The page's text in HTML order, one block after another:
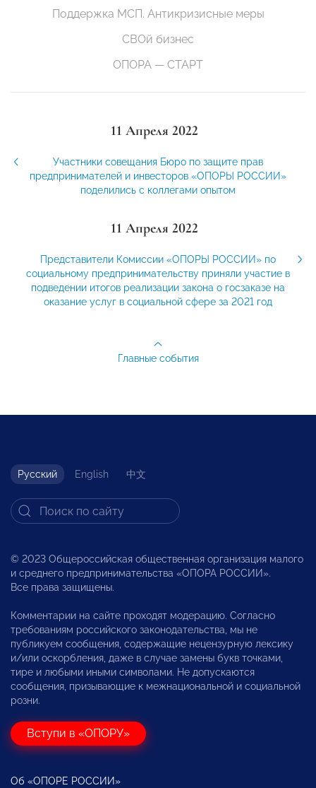
Поддержка МСП. Антикризисные меры
СВОй бизнес
ОПОРА — СТАРТ
11 Апреля 2022
Участники совещания Бюро по защите прав
предпринимателей и инвесторов «ОПОРЫ РОССИИ»
поделились с коллегами опытом
11 Апреля 2022
Представители Комиссии «ОПОРЫ РОССИИ» по
социальному предпринимательству приняли участие в
подведении итогов реализации закона о госзаказе на
оказание услуг в социальной сфере за 2021 год
Главные события
Русский English 中文
© 2023 Общероссийская общественная организация малого
и среднего предпринимательства «ОПОРА РОССИИ».
Все права защищены.
Комментарии на сайте проходят модерацию. Согласно
требованиям российского законодательства, мы не
публикуем сообщения, содержащие нецензурную лексику
и/или оскорбления, даже в случае замены букв точками,
тире и любыми иными символами. Не допускаются
сообщения, призывающие к межнациональной и социальной
розни.
Вступи в «ОПОРУ»
Об «ОПОРЕ РОССИИ»